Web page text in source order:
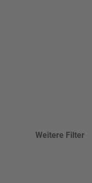
Weitere Filter